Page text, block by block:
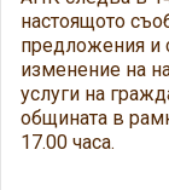
настоящото
предложения и
изменение на
услуги на
общината в
17.00 часа.